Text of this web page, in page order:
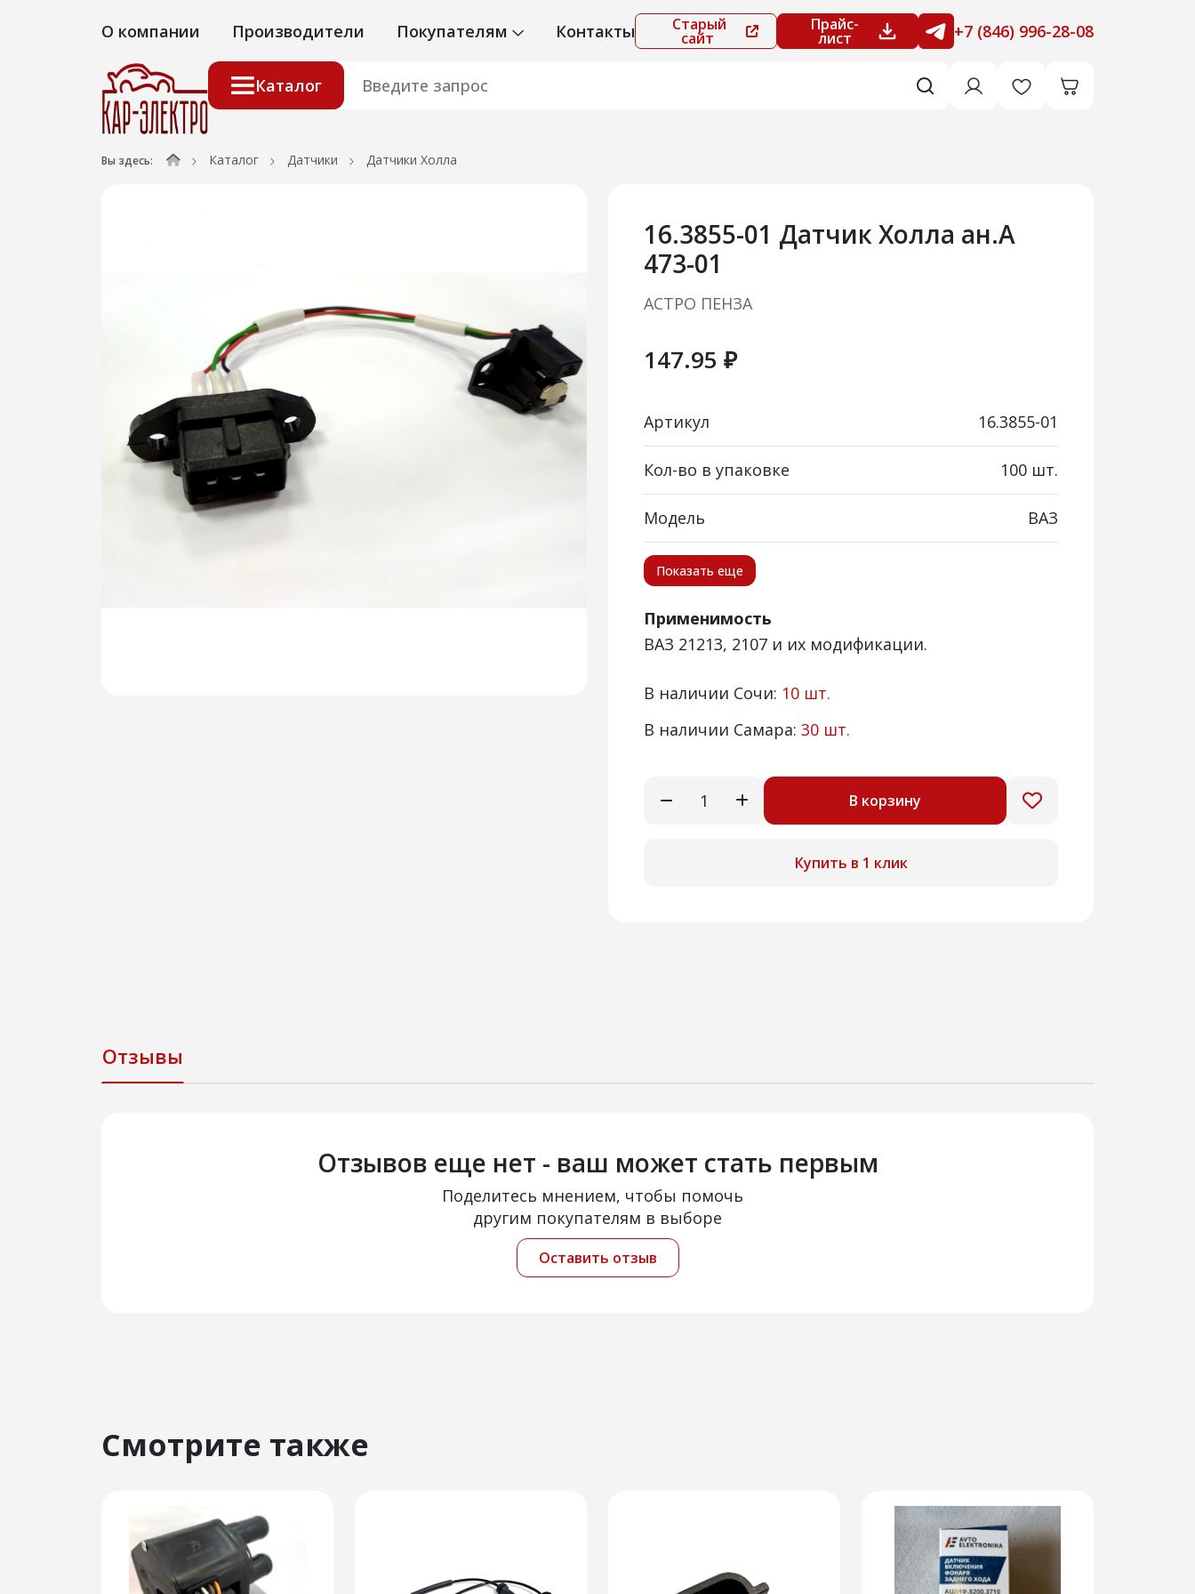
О компании Производители Покупателям Контакты Старый
сайт
Прайс-
лист +7 (846) 996-28-08
Каталог
Вы здесь: Каталог Датчики Датчики Холла
16.3855-01 Датчик Холла ан.А
473-01
АСТРО ПЕНЗА
147.95 ₽
Артикул 16.3855-01
Кол-во в упаковке 100 шт.
Модель ВАЗ
Показать еще
Применимость
ВАЗ 21213, 2107 и их модификации.
В наличии Сочи: 10 шт.
В наличии Самара: 30 шт.
В корзину
Купить в 1 клик
Отзывы
Отзывов еще нет - ваш может стать первым
Поделитесь мнением, чтобы помочь
другим покупателям в выборе
Оставить отзыв
Смотрите также